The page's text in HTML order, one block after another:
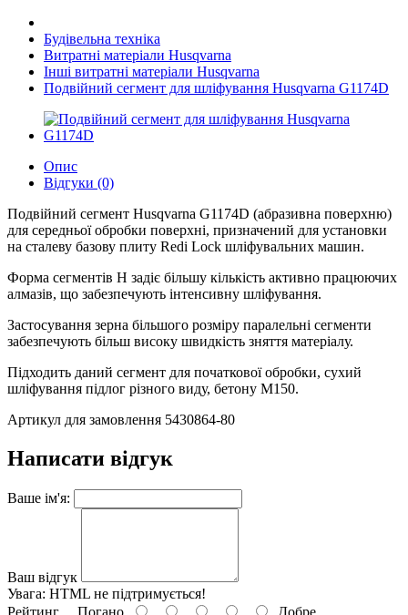
Будівельна техніка
Витратні матеріали Husqvarna
Інші витратні матеріали Husqvarna
Подвійний сегмент для шліфування Husqvarna G1174D
Опис
Відгуки (0)
Подвійний сегмент Husqvarna G1174D (абразивна поверхню)
для середньої обробки поверхні, призначений для установки
на сталеву базову плиту Redi Lock шліфувальних машин.
Форма сегментів H задіє більшу кількість активно працюючих
алмазів, що забезпечують інтенсивну шліфування.
Застосування зерна більшого розміру паралельні сегменти
забезпечують більш високу швидкість зняття матеріалу.
Підходить даний сегмент для початкової обробки, сухий
шліфування підлог різного виду, бетону М150.
Артикул для замовлення 5430864-80
Написати відгук
Ваше ім'я:
Ваш відгук
Увага: HTML не підтримується!
Рейтинг Погано
Добре